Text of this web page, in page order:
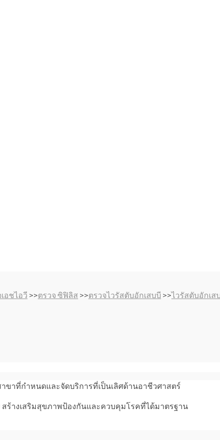
อชไอวี >>ตรวจ ซิฟิลิส >>ตรวจไวรัสตับอักเสบบี >>ไวรัสตับอักเส
ขาที่กำหนดและจัดบริการที่เป็นเลิศด้านอาชีวศาสตร์
ร้างเสริมสุขภาพป้องกันและควบคุมโรคที่ได้มาตรฐาน